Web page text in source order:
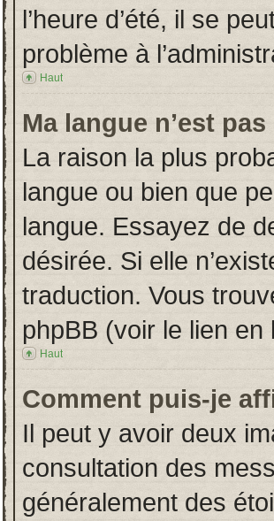
l’heure d’été, il se
problème à
Haut
Ma langue n’est
La raison la plus
langue ou bien que
langue. Essayez de
désirée. Si elle
traduction. Vous
phpBB (voir le lien en
Haut
Comment puis-je
Il peut y avoir deux
consultation des
généralement des